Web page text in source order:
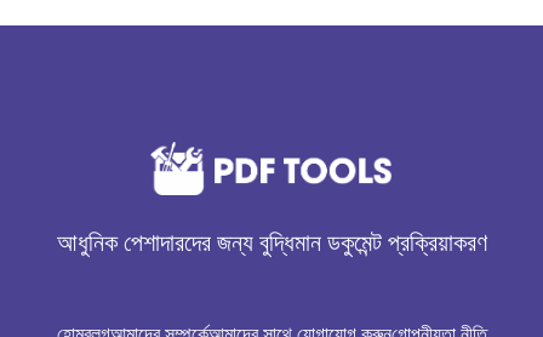
আধুনিক পেশাদারদের জন্য বুদ্ধিমান ডকুমেন্ট প্রক্রিয়াকরণ